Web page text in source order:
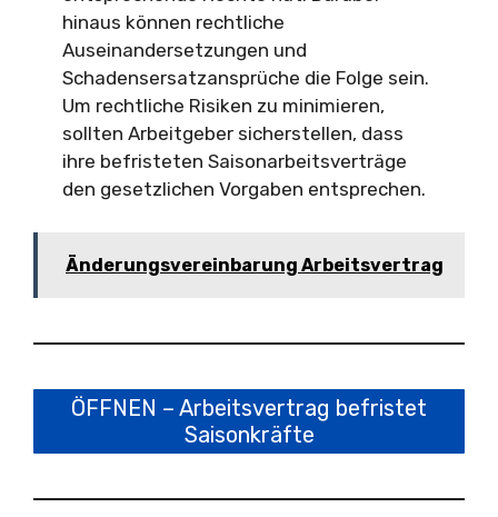
hinaus können rechtliche
Auseinandersetzungen und
Schadensersatzansprüche die Folge sein.
Um rechtliche Risiken zu minimieren,
sollten Arbeitgeber sicherstellen, dass
ihre befristeten Saisonarbeitsverträge
den gesetzlichen Vorgaben entsprechen.
Änderungsvereinbarung Arbeitsvertrag
ÖFFNEN – Arbeitsvertrag befristet
Saisonkräfte